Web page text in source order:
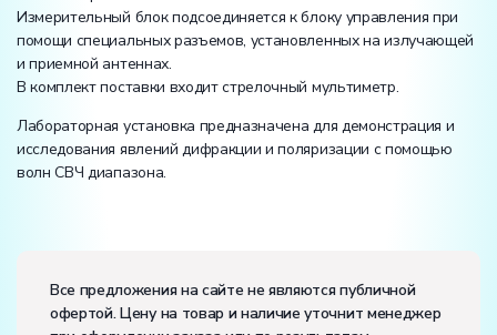
Измерительный блок подсоединяется к блоку управления при
помощи специальных разъемов, установленных на излучающей
и приемной антеннах.
В комплект поставки входит стрелочный мультиметр.
Лабораторная установка предназначена для демонстрация и
исследования явлений дифракции и поляризации с помощью
волн СВЧ диапазона.
Потребляемая мощность, В·А:100
Все предложения на сайте не являются публичной
офертой. Цену на товар и наличие уточнит менеджер